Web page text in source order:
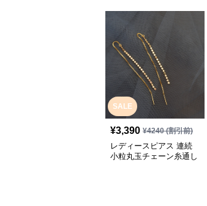
SALE
¥3,390 ¥4240(割引前)
レディースピアス 連続
小粒丸玉チェーン糸通し